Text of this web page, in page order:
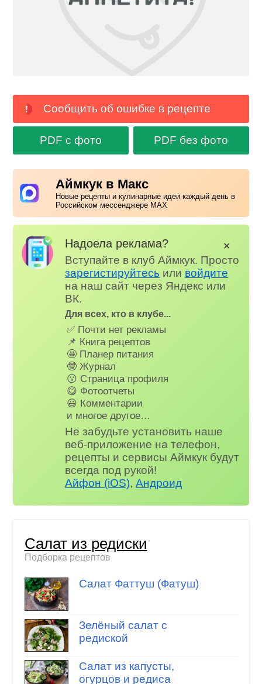
Сообщить об ошибке в рецепте
PDF с фото PDF без фото
Аймкук в Макс
Новые рецепты и кулинарные идеи каждый день в
Российском мессенджере MAX
Надоела реклама?
Вступайте в клуб Аймкук. Просто
зарегистируйтесь или войдите
на наш сайт через Яндекс или
ВК.
Для всех, кто в клубе...
✅ Почти нет рекламы
📌 Книга рецептов
🤩 Планер питания
🤓 Журнал
😗 Страница профиля
😋 Фотоотчеты
😃 Комментарии
и многое другое…
Не забудьте установить наше
веб-приложение на телефон,
рецепты и сервисы Аймкук будут
всегда под рукой!
Айфон (iOS),Андроид
✕
Салат из редиски
Подборка рецептов
Салат Фаттуш (Фатуш)
Зелёный салат с
редиской
Салат из капусты,
огурцов и редиса